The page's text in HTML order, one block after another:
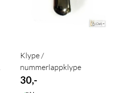
Klype /
nummerlappklype
30,-